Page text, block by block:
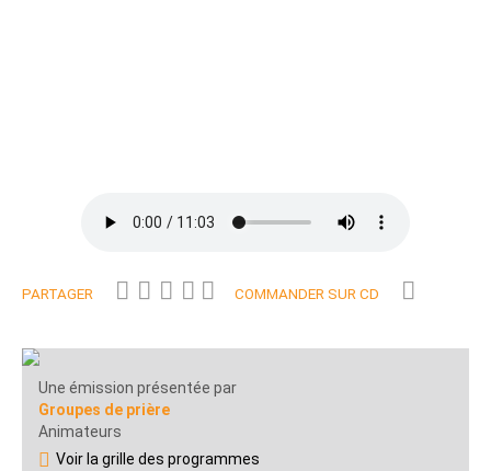
PARTAGER COMMANDER SUR CD
Une émission présentée par
Groupes de prière
Animateurs
Voir la grille des programmes